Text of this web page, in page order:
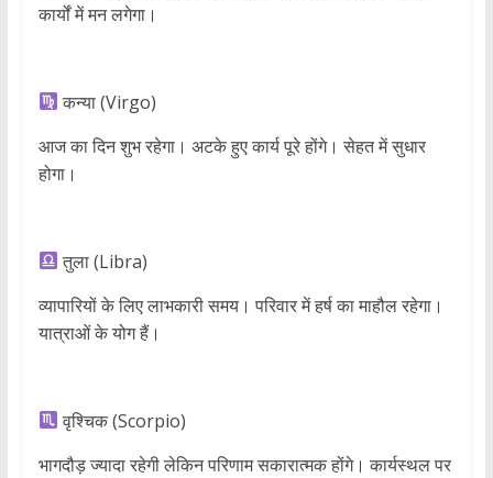
कार्यों में मन लगेगा।
कन्या (Virgo)
आज का दिन शुभ रहेगा। अटके हुए कार्य पूरे होंगे। सेहत में सुधार
होगा।
तुला (Libra)
व्यापारियों के लिए लाभकारी समय। परिवार में हर्ष का माहौल रहेगा।
यात्राओं के योग हैं।
वृश्चिक (Scorpio)
भागदौड़ ज्यादा रहेगी लेकिन परिणाम सकारात्मक होंगे। कार्यस्थल पर